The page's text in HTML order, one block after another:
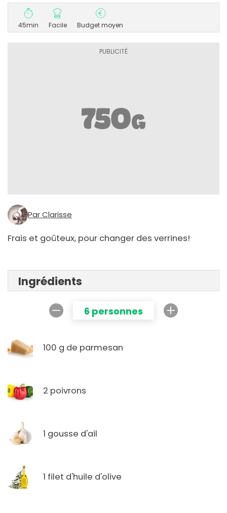
45min Facile Budget moyen
Par Clarisse
Frais et goûteux, pour changer des verrines!
Ingrédients
6 personnes
100 g de parmesan
2 poivrons
1 gousse d'ail
1 filet d'huile d'olive